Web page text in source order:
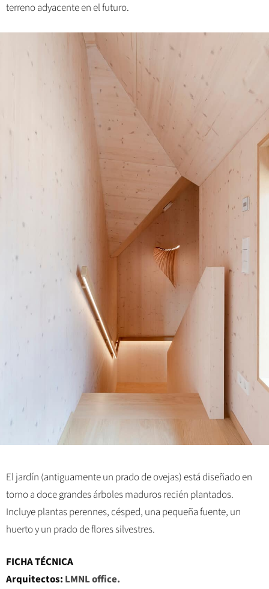
terreno adyacente en el futuro.
El jardín (antiguamente un prado de ovejas) está diseñado en
torno a doce grandes árboles maduros recién plantados.
Incluye plantas perennes, césped, una pequeña fuente, un
huerto y un prado de flores silvestres.
FICHA TÉCNICA
Arquitectos: LMNL office.